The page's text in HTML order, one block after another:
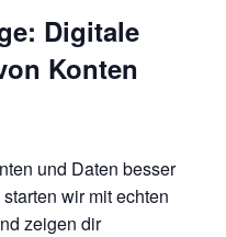
Digitale
Konten
und Daten besser
wir mit echten
zeigen dir